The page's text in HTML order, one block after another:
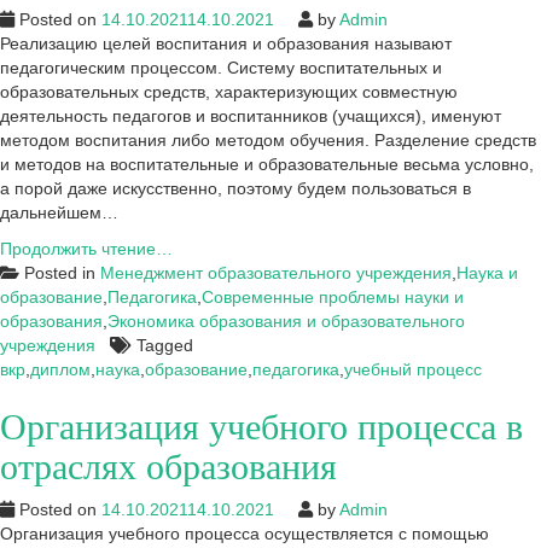
Posted on 14.10.202114.10.2021 byAdmin
Реализацию целей воспитания и образования называют
педагогическим процессом. Систему воспитательных и
образовательных средств, характеризующих совместную
деятельность педагогов и воспитанников (учащихся), именуют
методом воспитания либо методом обучения. Разделение средств
и методов на воспитательные и образовательные весьма условно,
а порой даже искусственно, поэтому будем пользоваться в
дальнейшем…
Продолжить чтение…
внешних
и
внутренних
факторов
на
Posted in Менеджмент образовательного учреждения Наука и
образование Педагогика Современные проблемы науки и
образования Экономика образования и образовательного
учреждения
Tagged
вкр диплом наука образование педагогика учебный процесс
Организация учебного процесса в
отраслях образования
Posted on 14.10.202114.10.2021 byAdmin
Организация учебного процесса осуществляется с помощью